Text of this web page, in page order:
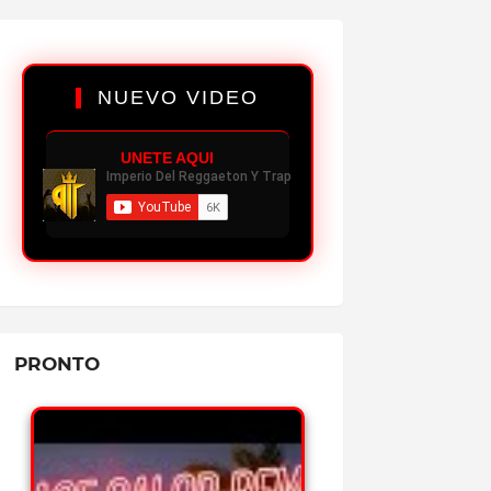
BABIDI - GEEZYDEE FT MIKY WOODZ
CASH - OVI FT ALMIGHTY
REPRODUCIR MP3
3.9K PLAYS✔
REPRODUCIR MP3
WSOUND 08: PICO Y CHAO - KRIS R
NUEVO VIDEO
UNETE AQUI
PRONTO